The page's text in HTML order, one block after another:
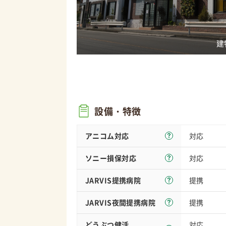
設備・特徴
アニコム対応 対応
ソニー損保対応 対応
JARVIS提携病院 提携
JARVIS夜間提携病院 提携